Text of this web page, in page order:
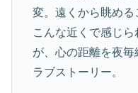
変。遠くから眺める
こんな近くで感じ
が、心の距離を夜毎
ラブストーリー。